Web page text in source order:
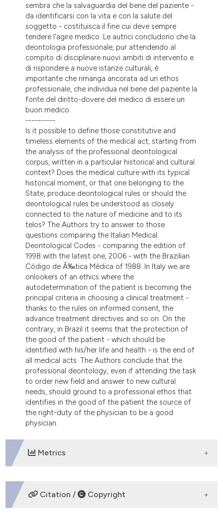
sembra che la salvaguardia del bene del paziente -
da identificarsi con la vita e con la salute del
soggetto - costituisca il fine cui deve sempre
tendere l'agire medico. Le autrici concludono che la
deontologia professionale, pur attendendo al
compito di disciplinare nuovi ambiti di intervento e
di rispondere a nuove istanze culturali, è
importante che rimanga ancorata ad un ethos
professionale, che individua nel bene del paziente la
fonte del diritto-dovere del medico di essere un
buon medico.
----------
Is it possible to define those constitutive and
timeless elements of the medical act, starting from
the analysis of the professional deontological
corpus, written in a particular historical and cultural
context? Does the medical culture with its typical
historical moment, or that one belonging to the
State, produce deontological rules or should the
deontological rules be understood as closely
connected to the nature of medicine and to its
telos? The Authors try to answer to those
questions comparing the Italian Medical
Deontological Codes - comparing the edition of
1998 with the latest one, 2006 - with the Brazilian
Còdigo de Ã‰tica Mèdica of 1988. In Italy we are
onlookers of an ethics where the
autodetermination of the patient is becoming the
principal criteria in choosing a clinical treatment -
thanks to the rules on informed consent, the
advance treatment directives and so on. On the
contrary, in Brazil it seems that the protection of
the good of the patient - which should be
identified with his/her life and health - is the end of
all medical acts. The Authors conclude that the
professional deontology, even if attending the task
to order new field and answer to new cultural
needs, should ground to a professional ethos that
identifies in the good of the patient the source of
the right-duty of the physician to be a good
physician.
Metrics
DOWNLOADS
Citation / Copyright